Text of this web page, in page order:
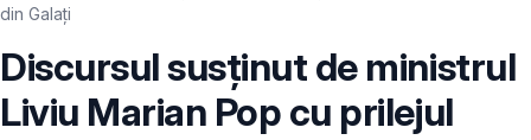
din Galați
Discursul susținut de ministrul
Liviu Marian Pop cu prilejul